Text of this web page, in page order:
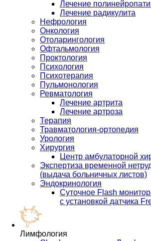
Лечение
Лечение радикулита
Нефрология
Онкология
Отоларингология
Офтальмология
Проктология
Психология
Психотерапия
Пульмонология
Ревматология
Лечение артрита
Лечение артроза
Терапия
Травматология-ортопедия
Урология
Хирургия
Центр амбулаторной
Экспертиза временной
(выдача больничных листов)
Эндокринология
Суточное Flash
с установкой датчика
Лимфология